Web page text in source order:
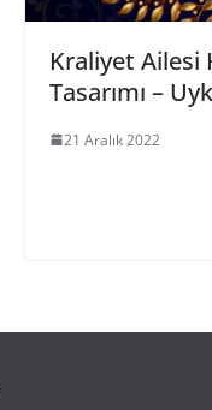
Kraliyet Ailesi
Tasarımı –
21 Aralık 2022